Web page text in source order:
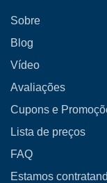
Sobre
Blog
Vídeo
Avaliações
Cupons e
Lista de preços
FAQ
Estamos